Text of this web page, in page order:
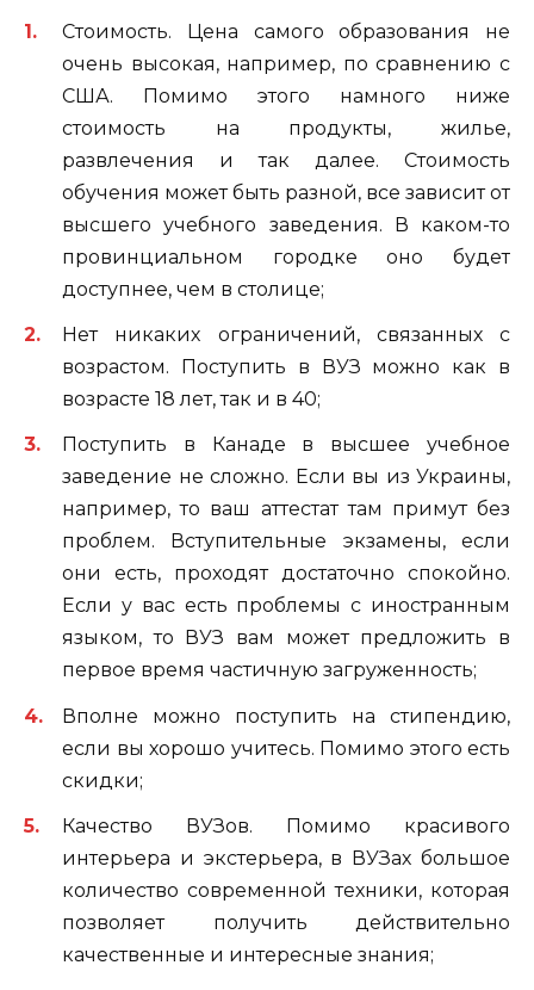
Стоимость. Цена самого образования не
очень высокая, например, по сравнению с
США. Помимо этого намного ниже
стоимость на продукты, жилье,
развлечения и так далее. Стоимость
обучения может быть разной, все зависит от
высшего учебного заведения. В каком-то
провинциальном городке оно будет
доступнее, чем в столице;
Нет никаких ограничений, связанных с
возрастом. Поступить в ВУЗ можно как в
возрасте 18 лет, так и в 40;
Поступить в Канаде в высшее учебное
заведение не сложно. Если вы из Украины,
например, то ваш аттестат там примут без
проблем. Вступительные экзамены, если
они есть, проходят достаточно спокойно.
Если у вас есть проблемы с иностранным
языком, то ВУЗ вам может предложить в
первое время частичную загруженность;
Вполне можно поступить на стипендию,
если вы хорошо учитесь. Помимо этого есть
скидки;
Качество ВУЗов. Помимо красивого
интерьера и экстерьера, в ВУЗах большое
количество современной техники, которая
позволяет получить действительно
качественные и интересные знания;